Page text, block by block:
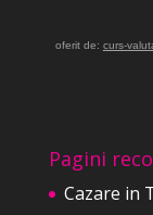
oferit de: curs-
Pagini
Cazare in